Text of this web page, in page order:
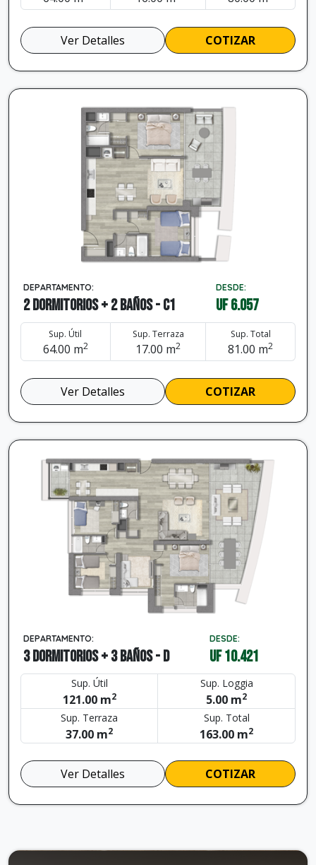
Ver Detalles COTIZAR
DEPARTAMENTO:
2 dormitorios + 2 baños - C1
DESDE:
UF 6.057
Sup. Útil
64.00 m2
Sup. Terraza
17.00 m2
Sup. Total
81.00 m2
Ver Detalles COTIZAR
DEPARTAMENTO:
3 dormitorios + 3 baños - D
DESDE:
UF 10.421
Sup. Útil
121.00 m2
Sup. Loggia
5.00 m2
Sup. Terraza
37.00 m2
Sup. Total
163.00 m2
Ver Detalles COTIZAR